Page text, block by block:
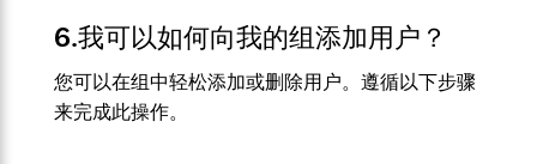
6.我可以如何向我的组添加用户？
您可以在组中轻松添加或删除用户。遵循以下步骤
来完成此操作。